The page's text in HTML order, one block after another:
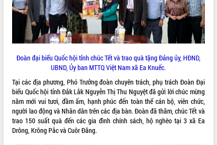
ĐIỂM TIN VĂN BẢN
QUY HOẠCH - KẾ HOẠCH
Đoàn đại biểu Quốc hội tỉnh chúc Tết và trao quà tặng Đảng ủy, HĐND,
UBND, Ủy ban MTTQ Việt Nam xã Ea Knuếc.
Tại các địa phương, Phó Trưởng đoàn chuyên trách, phụ trách Đoàn Đại
biểu Quốc hội tỉnh Đắk Lắk Nguyễn Thị Thu Nguyệt đã gửi lời chúc mừng
năm mới vui tươi, đầm ấm, hạnh phúc đến toàn thể cán bộ, viên chức,
người lao động và Nhân dân trên các địa bàn. Đoàn đã thăm, chúc Tết và
trao 150 suất quà đến các gia đình chính sách, hộ nghèo tại 3 xã Ea
Drông, Krông Pắc và Cuôr Đăng.